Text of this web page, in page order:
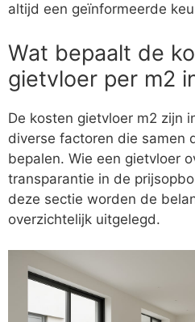
altijd een geïnformeerde
Wat bepaalt de
gietvloer per m2
De kosten gietvloer m2 zijn
diverse factoren die samen
bepalen. Wie een gietvloer
transparantie in de
deze sectie worden de
overzichtelijk uitgelegd.